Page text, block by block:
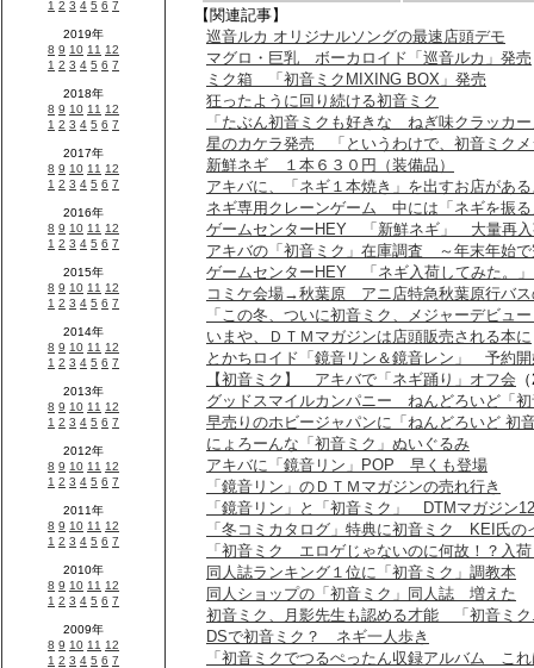
【関連記事】
巡音ルカ オリジナルソングの最速店頭デモ
マグロ・巨乳 ボーカロイド「巡音ルカ」発売
ミク箱 「初音ミクMIXING BOX」発売
狂ったように回り続ける初音ミク
「たぶん初音ミクも好きな ねぎ味クラッカ
星のカケラ発売 「というわけで、初音ミク
新鮮ネギ １本６３０円（装備品）
アキバに、「ネギ１本焼き」を出すお店があ
ネギ専用クレーンゲーム 中には「ネギを振
ゲームセンターHEY 「新鮮ネギ」 大量再
アキバの「初音ミク」在庫調査 ～年末年始
ゲームセンターHEY 「ネギ入荷してみた。
コミケ会場→秋葉原 アニ店特急秋葉原行バス
「この冬、ついに初音ミク、メジャーデビュ
いまや、ＤＴＭマガジンは店頭販売される本に
とかちロイド「鏡音リン＆鏡音レン」 予約
【初音ミク】 アキバで「ネギ踊り」オフ会
グッドスマイルカンパニー ねんどろいど「
早売りのホビージャパンに「ねんどろいど 初
にょろーんな「初音ミク」ぬいぐるみ
アキバに「鏡音リン」POP 早くも登場
「鏡音リン」のＤＴＭマガジンの売れ行き
「鏡音リン」と「初音ミク」 DTMマガジン
「冬コミカタログ」特典に初音ミク KEI氏の
「初音ミク エロゲじゃないのに何故！？入
同人誌ランキング１位に「初音ミク」調教本
同人ショップの「初音ミク」同人誌 増えた
初音ミク、月影先生も認める才能 「初音ミ
DSで初音ミク？ ネギ一人歩き
「初音ミクでつるぺったん収録アルバム こ